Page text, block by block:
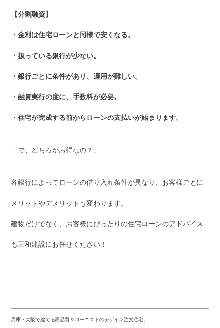
【分割融資】
・金利は住宅ローンと同様で安くなる。
・扱っている銀行が少ない。
・銀行ごとに条件があり、適用が難しい。
・融資実行の度に、手数料が必要。
・住宅が完成する前からローンの支払いが始まります。
「で、どちらがお得なの？」
各銀行によってローンの借り入れ条件が異なり、お客様ごとに
メリットやデメリットも変わります。
建物だけでなく、お客様にぴったりの住宅ローンのアドバイス
も三和建設にお任せください！
兵庫・大阪で建てる高品質＆ローコストのデザイン注文住宅。